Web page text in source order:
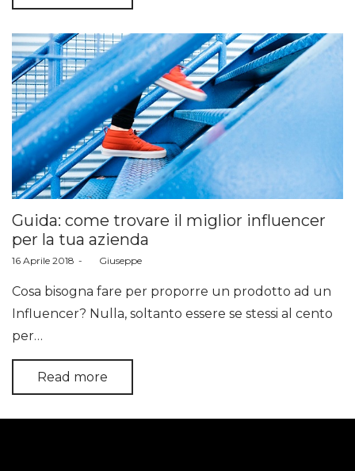
Guida: come trovare il miglior influencer
per la tua azienda
Posted
16 Aprile 2018 Giuseppe
Cosa bisogna fare per proporre un prodotto ad un
Influencer? Nulla, soltanto essere se stessi al cento
per…
Read more